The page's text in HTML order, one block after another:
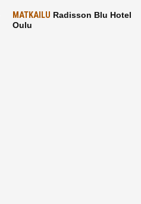
MATKAILU Radisson Blu Hotel
Oulu